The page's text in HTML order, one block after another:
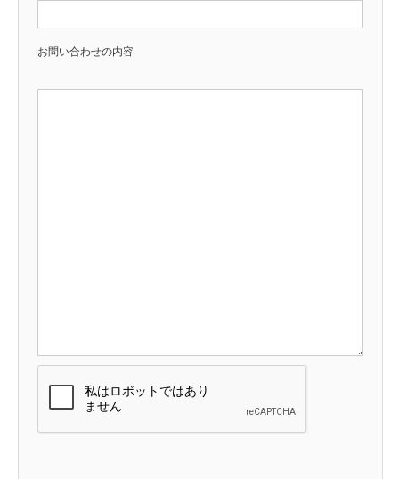
お問い合わせの内容